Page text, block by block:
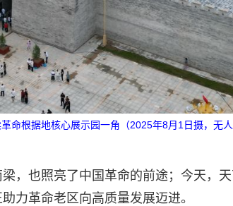
命根据地核心展示园一角（2025年8月1日摄，无
，也照亮了中国革命的前途；今天，
力革命老区向高质量发展迈进。